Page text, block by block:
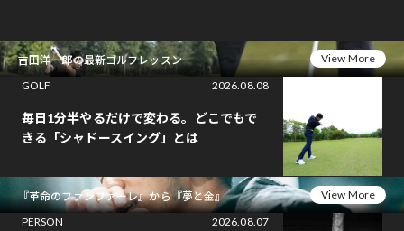
吉田洋一郎の最新ゴルフレッスン
View More
GOLF
2026.08.08
毎日1分半やるだけで変わる。どこでもで
きる「シャドースイング」とは
『革命のファンファーレ』から『夢と金』
View More
PERSON
2026.08.07